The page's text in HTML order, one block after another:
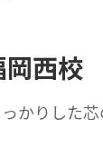
西校
かりした芯